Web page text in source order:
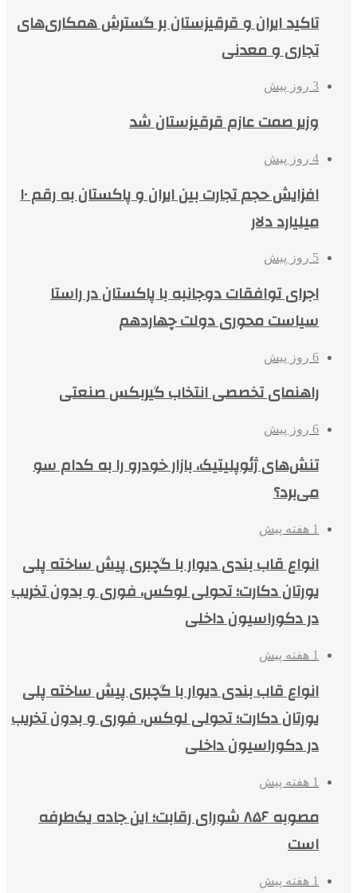
تاکید ایران و قرقیزستان بر گسترش همکاری‌های
تجاری و معدنی
3 روز پیش
وزیر صمت عازم قرقیزستان شد
4 روز پیش
افزایش حجم تجارت بین ایران و پاکستان به رقم ۱۰
میلیارد دلار
5 روز پیش
اجرای توافقات دوجانبه با پاکستان در راستا
سیاست محوری دولت چهاردهم
6 روز پیش
راهنمای تخصصی انتخاب گیربکس صنعتی
6 روز پیش
تنش‌های ژئوپلیتیک، بازار خودرو را به کدام سو
می‌برد؟
1 هفته پیش
انواع قاب بندی دیوار با گچبری پیش ساخته پلی
یورتان دکارت؛ تحولی لوکس، فوری و بدون تخریب
در دکوراسیون داخلی
1 هفته پیش
انواع قاب بندی دیوار با گچبری پیش ساخته پلی
یورتان دکارت؛ تحولی لوکس، فوری و بدون تخریب
در دکوراسیون داخلی
1 هفته پیش
مصوبه ۸۵۶ شورای رقابت؛ این جاده یک‌طرفه
است
1 هفته پیش